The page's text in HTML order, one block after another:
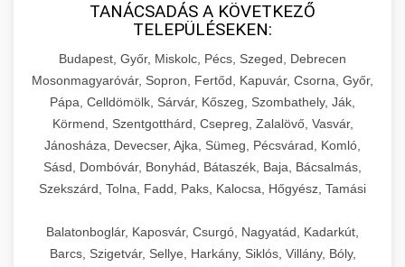
TANÁCSADÁS A KÖVETKEZŐ
TELEPÜLÉSEKEN:
Budapest, Győr, Miskolc, Pécs, Szeged, Debrecen
Mosonmagyaróvár, Sopron, Fertőd, Kapuvár, Csorna, Győr,
Pápa, Celldömölk, Sárvár, Kőszeg, Szombathely, Ják,
Körmend, Szentgotthárd, Csepreg, Zalalövő, Vasvár,
Jánosháza, Devecser, Ajka, Sümeg, Pécsvárad, Komló,
Sásd, Dombóvár, Bonyhád, Bátaszék, Baja, Bácsalmás,
Szekszárd, Tolna, Fadd, Paks, Kalocsa, Hőgyész, Tamási
Balatonboglár, Kaposvár, Csurgó, Nagyatád, Kadarkút,
Barcs, Szigetvár, Sellye, Harkány, Siklós, Villány, Bóly,